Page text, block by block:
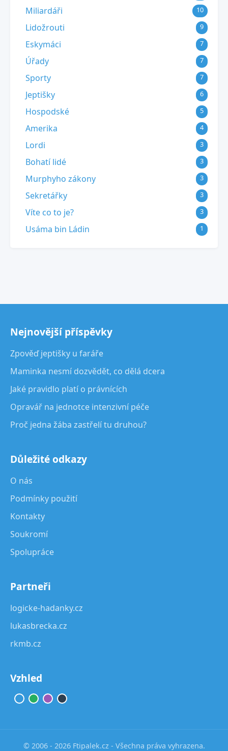
Miliardáři 10
Lidožrouti 9
Eskymáci 7
Úřady 7
Sporty 7
Jeptišky 6
Hospodské 5
Amerika 4
Lordi 3
Bohatí lidé 3
Murphyho zákony 3
Sekretářky 3
Víte co to je? 3
Usáma bin Ládin 1
Nejnovější příspěvky
Zpověď jeptišky u faráře
Maminka nesmí dozvědět, co dělá dcera
Jaké pravidlo platí o právnících
Opravář na jednotce intenzivní péče
Proč jedna žába zastřelí tu druhou?
Důležité odkazy
O nás
Podmínky použití
Kontakty
Soukromí
Spolupráce
Partneři
logicke-hadanky.cz
lukasbrecka.cz
rkmb.cz
Vzhled
© 2006 - 2026 Ftipalek.cz - Všechna práva vyhrazena.